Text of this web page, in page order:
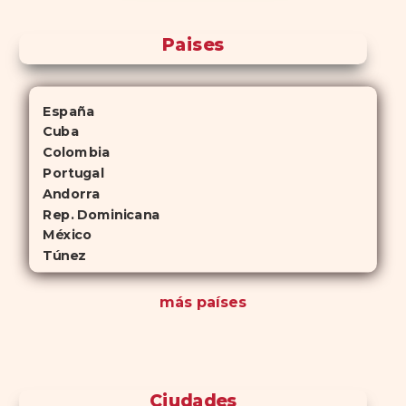
Paises
España
Cuba
Colombia
Portugal
Andorra
Rep. Dominicana
México
Túnez
más países
Ciudades